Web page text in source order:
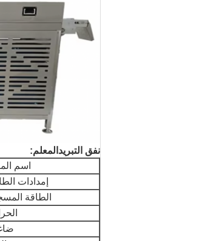
نفق التبريدالمعلم:
اسم
إمدادات
الطاقة